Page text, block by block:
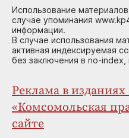
Использование
случае упоминания
информации.
В случае использования
активная индексируемая
без заключения в no-
Реклама в
«Комсомольская
сайте